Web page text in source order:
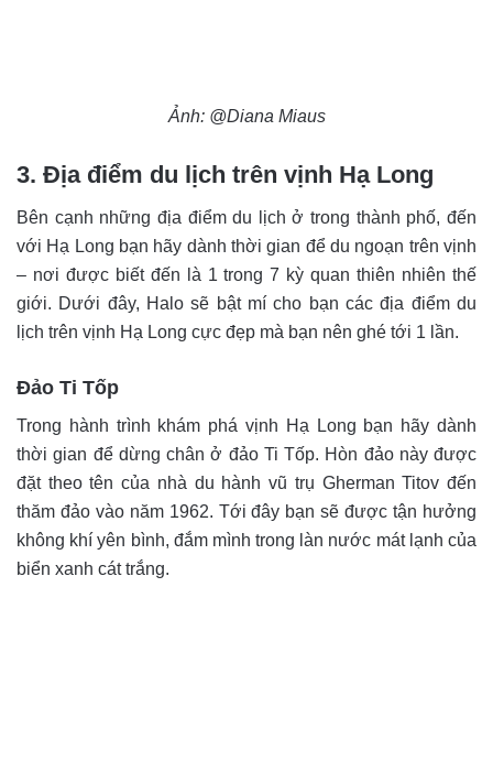
Ảnh: @Diana Miaus
3. Địa điểm du lịch trên vịnh Hạ Long
Bên cạnh những địa điểm du lịch ở trong thành phố, đến
với Hạ Long bạn hãy dành thời gian để du ngoạn trên vịnh
– nơi được biết đến là 1 trong 7 kỳ quan thiên nhiên thế
giới. Dưới đây, Halo sẽ bật mí cho bạn các địa điểm du
lịch trên vịnh Hạ Long cực đẹp mà bạn nên ghé tới 1 lần.
Đảo Ti Tốp
Trong hành trình khám phá vịnh Hạ Long bạn hãy dành
thời gian để dừng chân ở đảo Ti Tốp. Hòn đảo này được
đặt theo tên của nhà du hành vũ trụ Gherman Titov đến
thăm đảo vào năm 1962. Tới đây bạn sẽ được tận hưởng
không khí yên bình, đắm mình trong làn nước mát lạnh của
biển xanh cát trắng.